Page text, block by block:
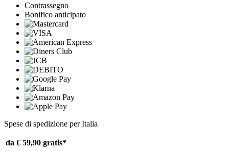
Contrassegno
Bonifico anticipato
Spese di spedizione per Italia
da € 59,90 gratis*